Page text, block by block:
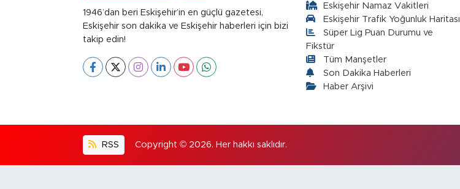
1946’dan beri Eskişehir’in en güçlü gazetesi,
Eskişehir son dakika ve Eskişehir haberleri için bizi
takip edin!
Eskişehir Namaz Vakitleri
Eskişehir Trafik Yoğunluk Haritası
Süper Lig Puan Durumu ve
Fikstür
Tüm Manşetler
Son Dakika Haberleri
Haber Arşivi
RSS Copyright © 2026. Her hakkı saklıdır.